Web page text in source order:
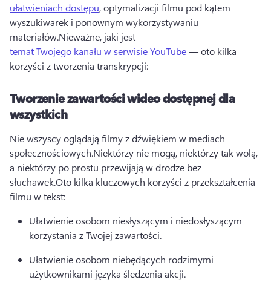
ułatwieniach dostępu, optymalizacji filmu pod kątem
wyszukiwarek i ponownym wykorzystywaniu
materiałów.Nieważne, jaki jest
temat Twojego kanału w serwisie YouTube — oto kilka
korzyści z tworzenia transkrypcji:
Tworzenie zawartości wideo dostępnej dla
wszystkich
Nie wszyscy oglądają filmy z dźwiękiem w mediach
społecznościowych.Niektórzy nie mogą, niektórzy tak wolą,
a niektórzy po prostu przewijają w drodze bez
słuchawek.Oto kilka kluczowych korzyści z przekształcenia
filmu w tekst:
Ułatwienie osobom niesłyszącym i niedosłyszącym
korzystania z Twojej zawartości.
Ułatwienie osobom niebędących rodzimymi
użytkownikami języka śledzenia akcji.